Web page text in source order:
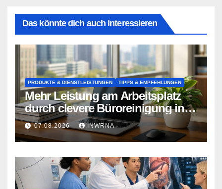
Das könnte dich auch interessieren
PRODUKTE & DIENSTLEISTUNGEN TIPPS & EMPFEHLUNGEN
Mehr Leistung am Arbeitsplatz
durch clevere Büroreinigung in
Essen
07.08.2026 INWRNA